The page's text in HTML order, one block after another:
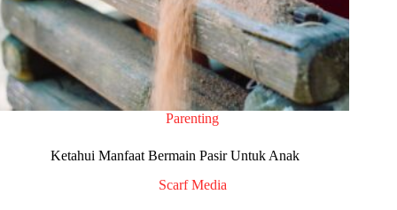
Parenting
Ketahui Manfaat Bermain Pasir Untuk Anak
Scarf Media